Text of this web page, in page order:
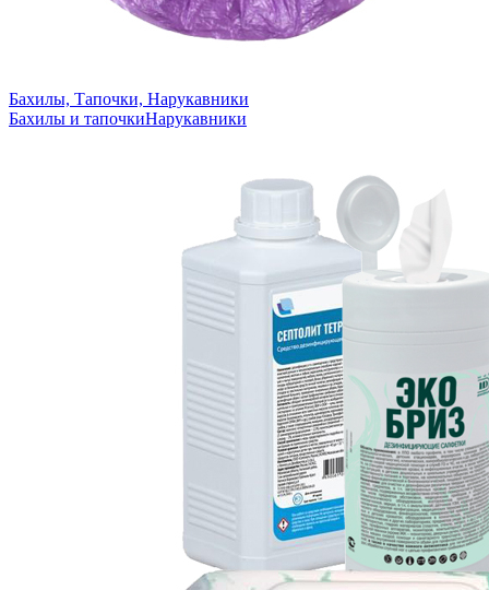
Бахилы, Тапочки, Нарукавники
Бахилы и тапочкиНарукавники